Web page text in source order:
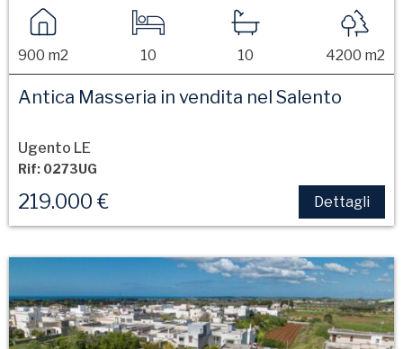
900 m2 10 10 4200 m2
Antica Masseria in vendita nel Salento
Ugento LE
Rif: 0273UG
219.000 € Dettagli